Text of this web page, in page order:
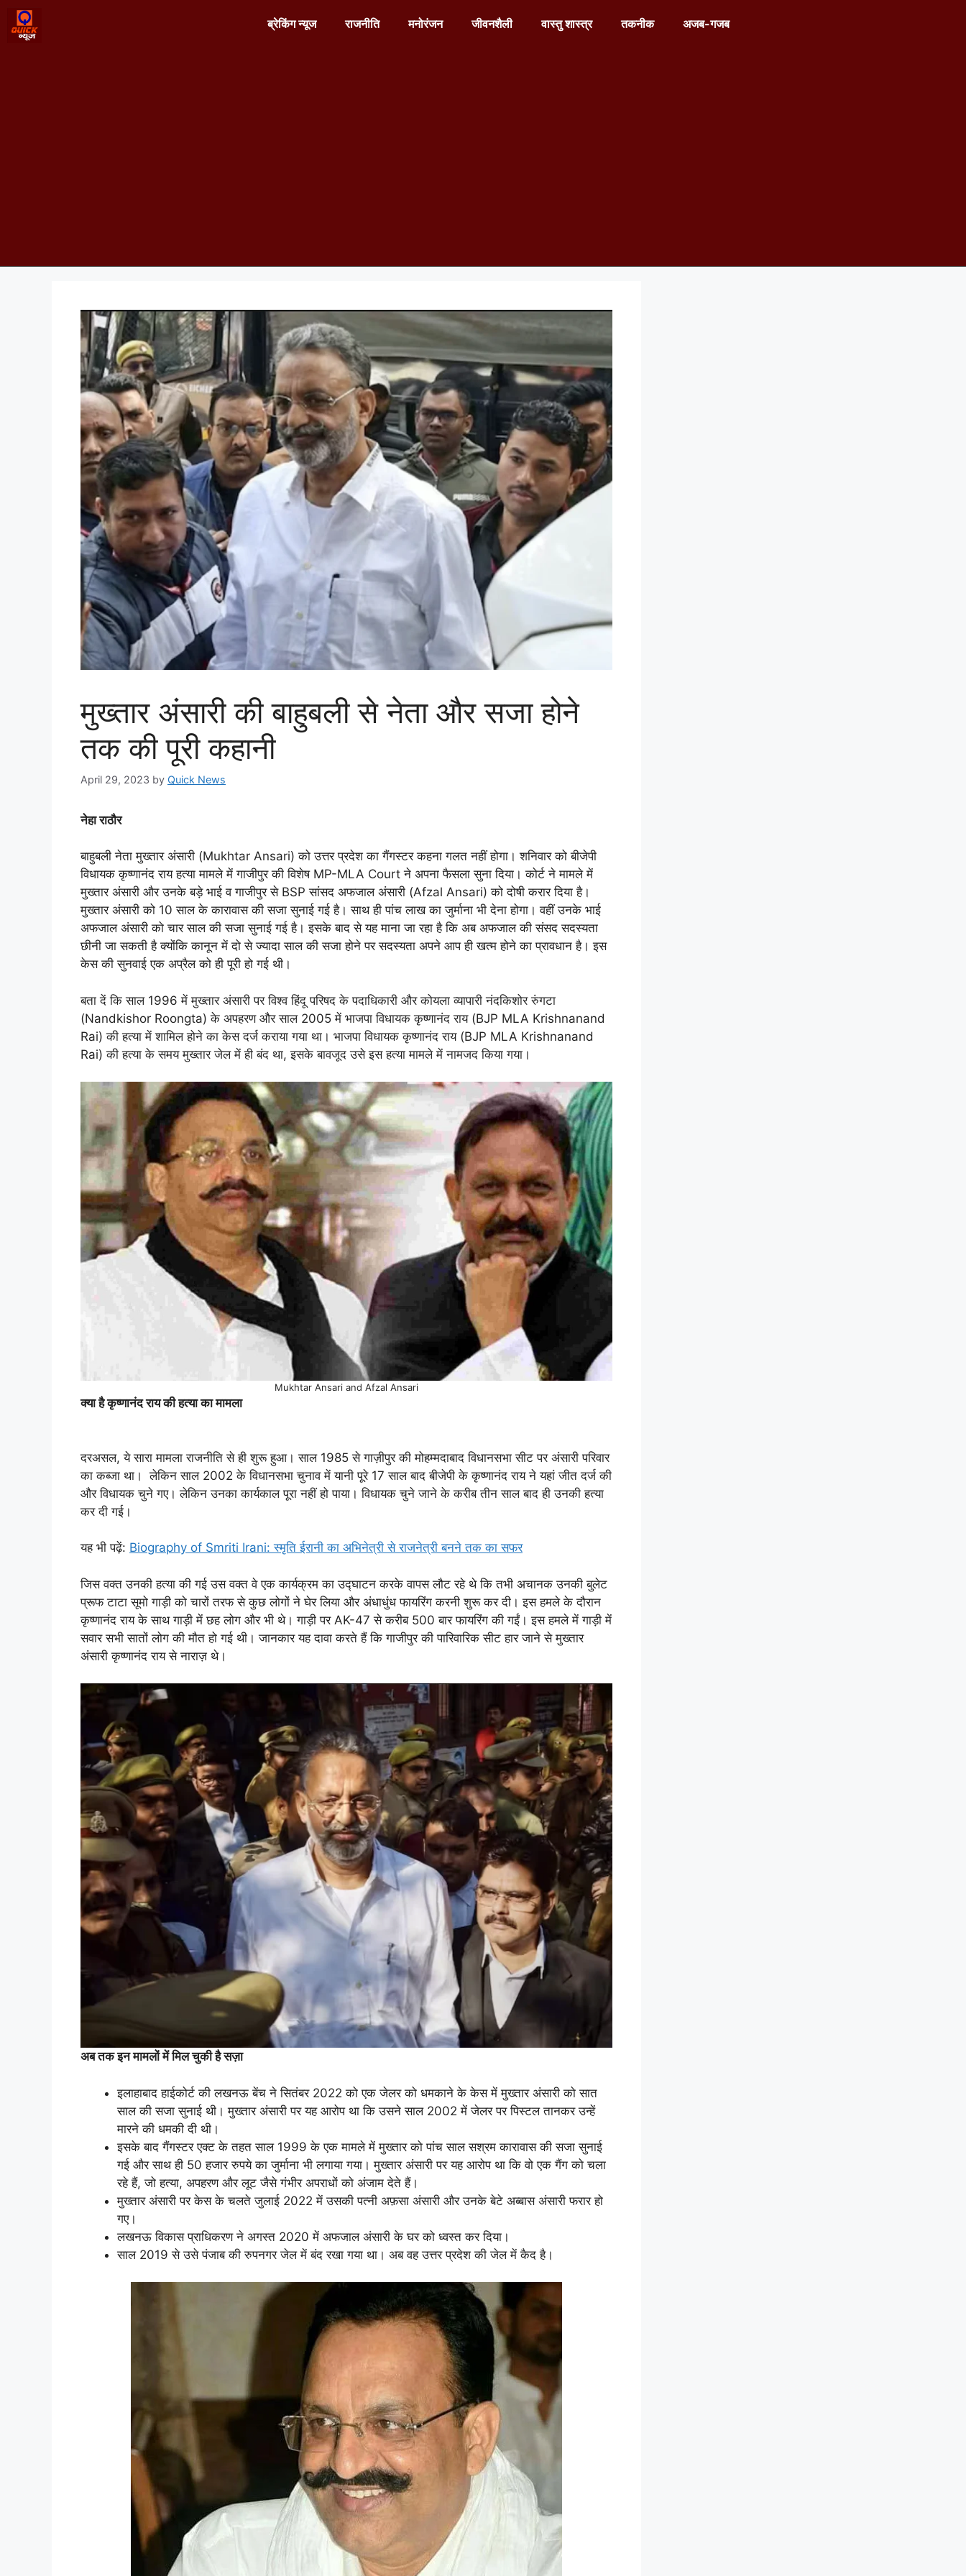
ब्रेकिंग न्यूज राजनीति मनोरंजन जीवनशैली वास्तु शास्त्र तकनीक अजब-गजब
मुख्तार अंसारी की बाहुबली से नेता और सजा होने
तक की पूरी कहानी
April 29, 2023 by Quick News
नेहा राठौर
बाहुबली नेता मुख्तार अंसारी (Mukhtar Ansari) को उत्तर प्रदेश का गैंगस्टर कहना गलत नहीं होगा। शनिवार को बीजेपी
विधायक कृष्णानंद राय हत्या मामले में गाजीपुर की विशेष MP-MLA Court ने अपना फैसला सुना दिया। कोर्ट ने मामले में
मुख्तार अंसारी और उनके बड़े भाई व गाजीपुर से BSP सांसद अफजाल अंसारी (Afzal Ansari) को दोषी करार दिया है।
मुख्तार अंसारी को 10 साल के कारावास की सजा सुनाई गई है। साथ ही पांच लाख का जुर्माना भी देना होगा। वहीं उनके भाई
अफजाल अंसारी को चार साल की सजा सुनाई गई है। इसके बाद से यह माना जा रहा है कि अब अफजाल की संसद सदस्यता
छीनी जा सकती है क्योंकि कानून में दो से ज्यादा साल की सजा होने पर सदस्यता अपने आप ही खत्म होने का प्रावधान है। इस
केस की सुनवाई एक अप्रैल को ही पूरी हो गई थी।
बता दें कि साल 1996 में मुख्तार अंसारी पर विश्व हिंदू परिषद के पदाधिकारी और कोयला व्यापारी नंदकिशोर रुंगटा
(Nandkishor Roongta) के अपहरण और साल 2005 में भाजपा विधायक कृष्णानंद राय (BJP MLA Krishnanand
Rai) की हत्या में शामिल होने का केस दर्ज कराया गया था। भाजपा विधायक कृष्णानंद राय (BJP MLA Krishnanand
Rai) की हत्या के समय मुख्तार जेल में ही बंद था, इसके बावजूद उसे इस हत्या मामले में नामजद किया गया।
Mukhtar Ansari and Afzal Ansari
क्या है कृष्णानंद राय की हत्या का मामला
दरअसल, ये सारा मामला राजनीति से ही शुरू हुआ। साल 1985 से गाज़ीपुर की मोहम्मदाबाद विधानसभा सीट पर अंसारी परिवार
का कब्जा था। लेकिन साल 2002 के विधानसभा चुनाव में यानी पूरे 17 साल बाद बीजेपी के कृष्णानंद राय ने यहां जीत दर्ज की
और विधायक चुने गए। लेकिन उनका कार्यकाल पूरा नहीं हो पाया। विधायक चुने जाने के करीब तीन साल बाद ही उनकी हत्या
कर दी गई।
यह भी पढ़ें: Biography of Smriti Irani: स्मृति ईरानी का अभिनेत्री से राजनेत्री बनने तक का सफर
जिस वक्त उनकी हत्या की गई उस वक्त वे एक कार्यक्रम का उद्घाटन करके वापस लौट रहे थे कि तभी अचानक उनकी बुलेट
प्रूफ टाटा सूमो गाड़ी को चारों तरफ से कुछ लोगों ने घेर लिया और अंधाधुंध फायरिंग करनी शुरू कर दी। इस हमले के दौरान
कृष्णानंद राय के साथ गाड़ी में छह लोग और भी थे। गाड़ी पर AK-47 से करीब 500 बार फायरिंग की गईं। इस हमले में गाड़ी में
सवार सभी सातों लोग की मौत हो गई थी। जानकार यह दावा करते हैं कि गाजीपुर की पारिवारिक सीट हार जाने से मुख्तार
अंसारी कृष्णानंद राय से नाराज़ थे।
अब तक इन मामलों में मिल चुकी है सज़ा
इलाहाबाद हाईकोर्ट की लखनऊ बेंच ने सितंबर 2022 को एक जेलर को धमकाने के केस में मुख्तार अंसारी को सात
साल की सजा सुनाई थी। मुख्तार अंसारी पर यह आरोप था कि उसने साल 2002 में जेलर पर पिस्टल तानकर उन्हें
मारने की धमकी दी थी।
इसके बाद गैंगस्टर एक्ट के तहत साल 1999 के एक मामले में मुख्तार को पांच साल सश्रम कारावास की सजा सुनाई
गई और साथ ही 50 हजार रुपये का जुर्माना भी लगाया गया। मुख्तार अंसारी पर यह आरोप था कि वो एक गैंग को चला
रहे हैं, जो हत्या, अपहरण और लूट जैसे गंभीर अपराधों को अंजाम देते हैं।
मुख्तार अंसारी पर केस के चलते जुलाई 2022 में उसकी पत्नी अफ़सा अंसारी और उनके बेटे अब्बास अंसारी फरार हो
गए।
लखनऊ विकास प्राधिकरण ने अगस्त 2020 में अफजाल अंसारी के घर को ध्वस्त कर दिया।
साल 2019 से उसे पंजाब की रुपनगर जेल में बंद रखा गया था। अब वह उत्तर प्रदेश की जेल में कैद है।